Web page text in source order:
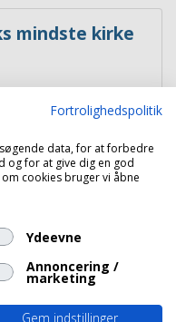
mindste kirke
Fortrolighedspolitik
data, for at forbedre
og for at give dig en god
cookies bruger vi åbne
Ydeevne
Annoncering /
marketing
Gem indstillinger